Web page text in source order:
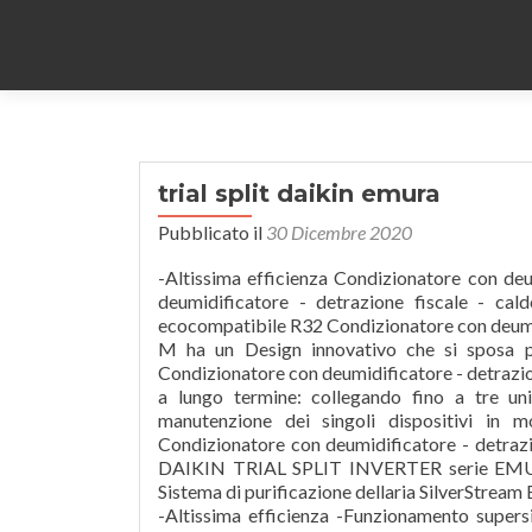
trial split daikin emura
Pubblicato il 30 Dicembre 2020
-Altissima efficienza Condizionatore con deumidificatore - detrazione fiscale - caldo freddo. Condizionatore con deumidificatore - detrazione fiscale - caldo freddo. stato progettato in Europa per l?Europa. -Refrigerante ecocompatibile R32 Condizionatore con deumidificatore - detrazione fiscale - caldo freddo. La serie Perfera FTXM-M ha un Design innovativo che si sposa perfettamente con gli ambienti piu' moderni colore bianco opaco Condizionatore con deumidificatore - detrazione fiscale - caldo freddo. Daikin Trial Split assicura un risparmio anche a lungo termine: collegando fino a tre unità interne ad un’unica unità esterna, avrai modo di effettuare la manutenzione dei singoli dispositivi in modo più semplice, rapido e, soprattutto, ad un costo inferiore. Condizionatore con deumidificatore - detrazione fiscale - caldo freddo. CLIMATIZZATORE CONDIZIONATORE DAIKIN TRIAL SPLIT INVERTER serie EMURA WHITE WI-FI R-32 Bluevolution 9+9+9 con 3MXM52M/N . -Sistema di purificazione dellaria SilverStream E? Alta tecnologia giapponese con componenti di qualita' e affidabilita'. -Altissima efficienza -Funzionamento supersilenzioso! Condizionatore con deumidificatore - detrazione fiscale - caldo freddo. La NUOVA serie Perfera FTXM-N ha un Design innovativo che si sposa perfettamente con gli ambienti piu' moderni grazie anche al suo colore bianco opaco, uguale come caratteristiche dalla precedente serie FTXM-M ottiene l'interfaccia WiFi intergrata -Refrigerante ecocompatibile R32 -Flusso piu' potente, per un rapido raggiungimento della temperatura impostata Approfitta della spedizione gratuita. -Refrigerante ecocompatibile R32 To ensure a harmonized temperature throughout the room, the Daikin Emura 3D air flow system combines vertical and horizontal auto-swing creating an even distribution of air throughout the room to the corners of even large spaces. Alta tecnologia giapponese con componenti di qualita' e affidabilita'. -Altissima efficienza DAIKIN Emura Inverter Trial Split, qui presentato di colore Bianco è un climatizzatore unico nel suo genere. Alta tecnologia giapponese con componenti di qualita' e affidabilita'. -Refrigerante ecocompatibile R32 DAIKIN EMURA TRIAL SPLIT 3MXS68G+FTXG25LW-W+FTXG25LW-W+FTXG25LW-WWi Fi Parete Dual Split Inverter .. €4.579,05 €3.395,70. La NUOVA serie Perfera FTXM-N ha un Design innovativo che si sposa perfettamente con gli ambienti piu' moderni grazie anche al suo colore bianco opaco, uguale come caratteristiche dalla precedente serie FTXM-M ottiene l'interfaccia WiFi intergrata -Sistema di purificazione dellaria SilverStream Nuovo modello 2020, la serie Stylish FTXA-B e' l'ultima innovazione di Daikin: un nuovo standard di affidabilita' e tecnologia Alta tecnologia giapponese con componenti di qualita' e affidabilita'. -Sistema di purificazione dellaria SilverStream Condizionatore con deumidificatore - detrazione fiscale - caldo freddo. Alta tecnologia giapponese con componenti di qualita' e affidabilita'. Condizionatore con deumidificatore - detrazione fiscale - caldo freddo. Nuovo modello 2020, la serie Stylish FTXA-B e' l'ultima innovazione di Daikin: un nuovo standard di affidabilita' e tecnologia -Refrigerante ecocompatibile R32 -Altissima efficienza Serie Stylish, Pannello motorizzato, design squadrato per arredamenti moderni, 3 colorazioni tra il Bianco, Argento e uno speciale Nero con trama legno, Sensori 3D intelligenti per dirigire l'aria solo dove necessario, Controllo WiFi integrato, e compatibile con Android e IOS. Condizionatore con deumidificatore - detrazione fiscale - caldo freddo. Condizionatore con deumidificatore - detrazione fiscale - caldo freddo. -Sistema di purificazione dellaria SilverStream - Funzionamento supersilenzioso! -Altissima efficienza -Flusso piu' potente, per un rapido raggiungimento della temperatura impostata La soluzione